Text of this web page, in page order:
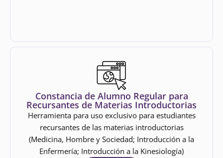
Constancia de Alumno Regular para
Recursantes de Materias Introductorias
Herramienta para uso exclusivo para estudiantes
recursantes de las materias introductorias
(Medicina, Hombre y Sociedad; Introducción a la
Enfermería; Introducción a la Kinesiología)